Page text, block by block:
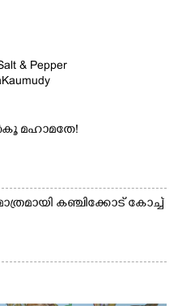
മഹാമതേ!
കഞ്ചിക്കോട് കോച്ച്